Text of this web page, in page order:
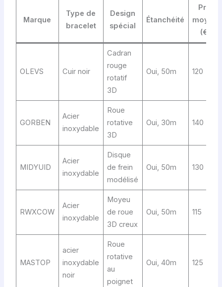
Marque
Type de
bracelet
Design
spécial
Étanchéité
Prix
moyen
(€)
OLEVS Cuir noir
Cadran
rouge
rotatif
3D
Oui, 50m 120
GORBEN
Acier
inoxydable
Roue
rotative
3D
Oui, 30m 140
MIDYUID
Acier
inoxydable
Disque
de frein
modélisé
Oui, 50m 130
RWXCOW
Acier
inoxydable
Moyeu
de roue
3D creux
Oui, 50m 115
MASTOP
acier
inoxydable
noir
Roue
rotative
au
poignet
Oui, 40m 125